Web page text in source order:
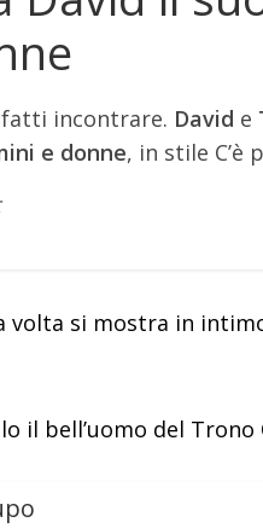
incontrare. David e
e donne, in stile C’è
volta si mostra in
il bell’uomo del